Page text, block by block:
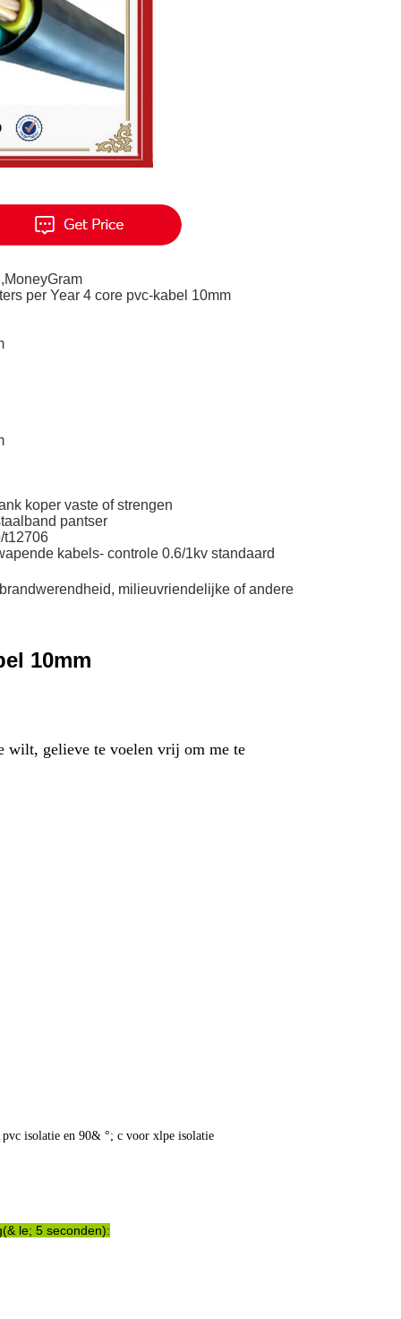
per Year 4 core pvc-kabel 10mm
koper vaste of strengen
pantser
t12706
kabels- controle 0.6/1kv standaard
milieuvriendelijke of andere
10mm
wilt, gelieve te voelen vrij om me te
isolatie en 90& °; c voor xlpe isolatie
le; 5 seconden):